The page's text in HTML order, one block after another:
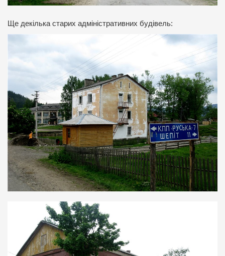
Ще декілька старих адміністративних будівель: